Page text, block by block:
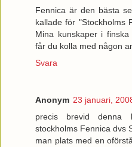
Fennica är den bästa
kallade för "Stockholms
Mina kunskaper i
får du kolla med någon
Svara
Anonym 23 januari,
precis brevid denna
stockholms Fennica dvs
man plats med en